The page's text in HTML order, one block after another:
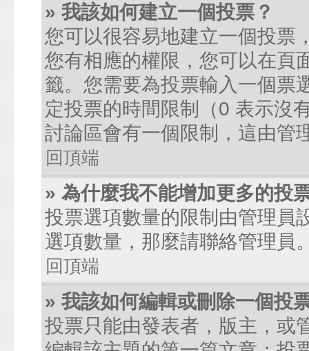
» 我該如何建立一個投票？
您可以很容易地建立一個投票
您有相應的權限，您可以在頁
籤。您需要為投票輸入一個票
定投票的時間限制（0 表示沒
討論區會有一個限制，這由管
回頂端
» 為什麼我不能增加更多的投
投票選項數量的限制由管理員
選項數量，那麼請聯絡管理員
回頂端
» 我該如何編輯或刪除一個投
投票只能由發表者，版主，或